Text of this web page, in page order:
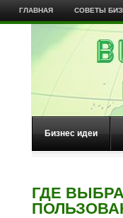
ГЛАВНАЯ СОВЕТЫ
Бизнес идеи
ГДЕ